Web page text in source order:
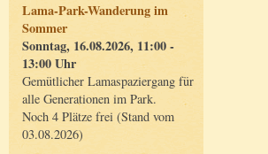
Lama-Park-Wanderung im
Sommer
Sonntag, 16.08.2026, 11:00 -
13:00 Uhr
Gemütlicher Lamaspaziergang für
alle Generationen im Park.
Noch 4 Plätze frei (Stand vom
03.08.2026)